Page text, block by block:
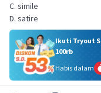
C. simile
D. satire
Ikuti Tryout
100rb
Habis dalam